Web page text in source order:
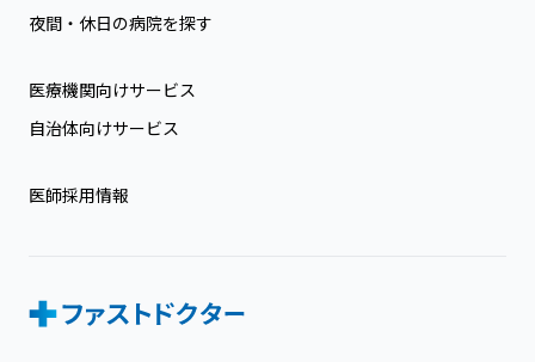
夜間・休日の病院を探す
医療機関向けサービス
自治体向けサービス
医師採用情報